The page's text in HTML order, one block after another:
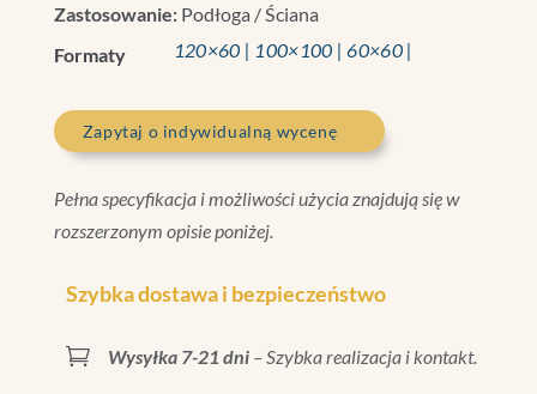
Zastosowanie:Podłoga / Ściana
Formaty
120×60 | 100×100 | 60×60 |
Zapytaj o indywidualną wycenę
Pełna specyfikacja i możliwości użycia znajdują się w
rozszerzonym opisie poniżej.
Szybka dostawa i bezpieczeństwo
 Wysyłka 7-21 dni– Szybka realizacja i kontakt.